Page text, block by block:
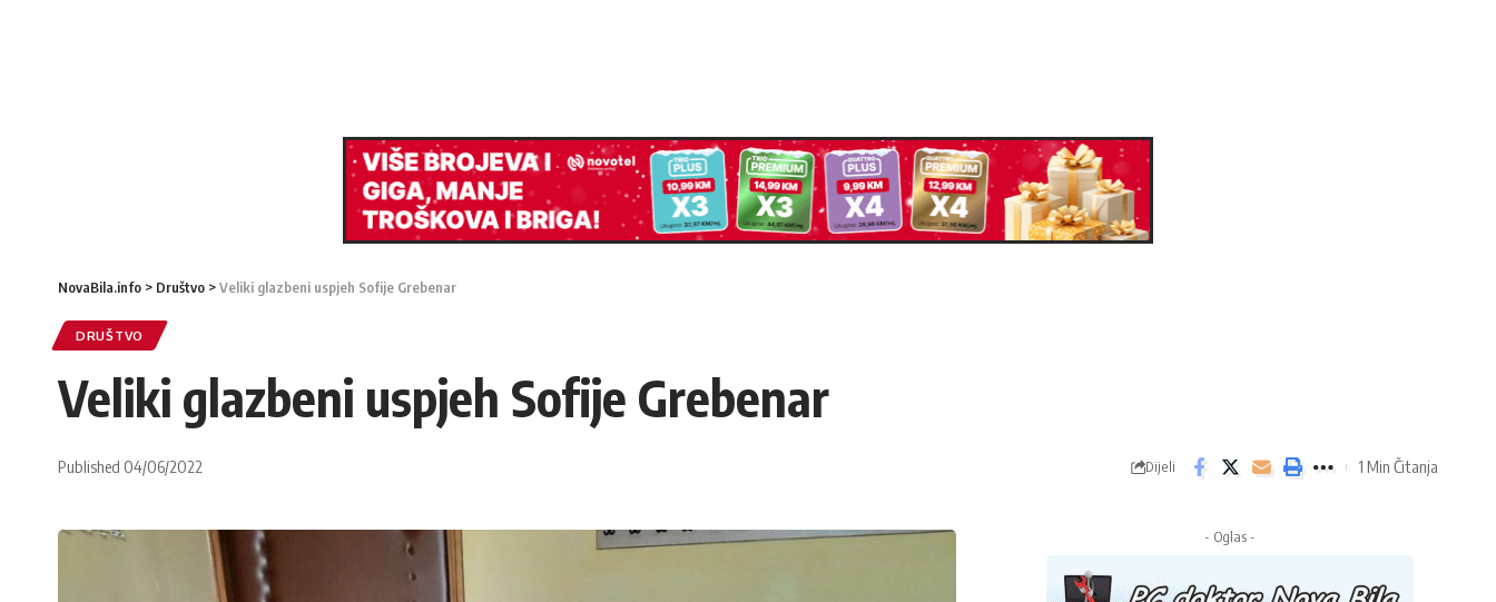
NovaBila.info > Društvo >Veliki glazbeni uspjeh Sofije Grebenar
DRUŠTVO
Veliki glazbeni uspjeh Sofije Grebenar
Published 04/06/2022 Dijeli 1 Min Čitanja
- Oglas -